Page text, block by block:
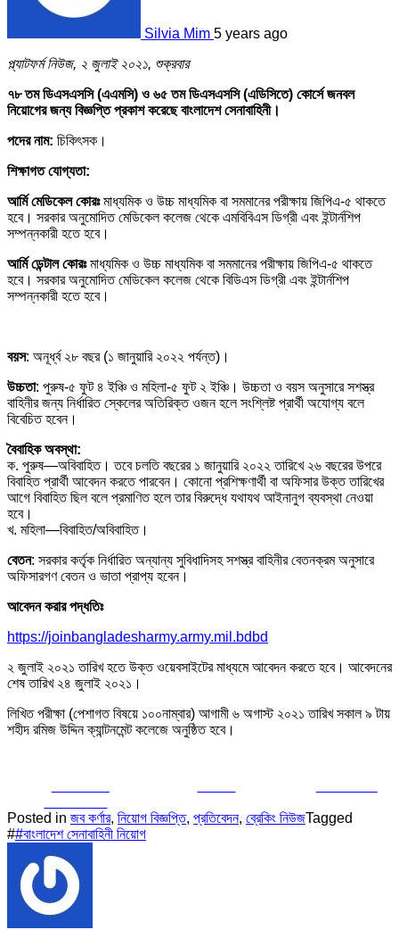
Silvia Mim 5 years ago
প্ল্যাটফর্ম নিউজ, ২ জুলাই ২০২১, শুক্রবার
৭৮ তম ডিএসএসসি (এএমসি) ও ৬৫ তম ডিএসএসসি (এডিসিতে) কোর্সে জনবল
নিয়োগের জন্য বিজ্ঞপ্তি প্রকাশ করেছে বাংলাদেশ সেনাবাহিনী।
পদের নাম: চিকিৎসক।
শিক্ষাগত যোগ্যতা:
আর্মি মেডিকেল কোরঃমাধ্যমিক ও উচ্চ মাধ্যমিক বা সমমানের পরীক্ষায় জিপিএ-৫ থাকতে
হবে। সরকার অনুমোদিত মেডিকেল কলেজ থেকে এমবিবিএস ডিগ্রী এবং ইন্টার্নশিপ
সম্পন্নকারী হতে হবে।
আর্মি ডেন্টাল কোরঃমাধ্যমিক ও উচ্চ মাধ্যমিক বা সমমানের পরীক্ষায় জিপিএ-৫ থাকতে
হবে। সরকার অনুমোদিত মেডিকেল কলেজ থেকে বিডিএস ডিগ্রী এবং ইন্টার্নশিপ
সম্পন্নকারী হতে হবে।
বয়স: অনূর্ধ্ব ২৮ বছর (১ জানুয়ারি ২০২২ পর্যন্ত)।
উচ্চতা: পুরুষ-৫ ফুট ৪ ইঞ্চি ও মহিলা-৫ ফুট ২ ইঞ্চি। উচ্চতা ও বয়স অনুসারে সশস্ত্র
বাহিনীর জন্য নির্ধারিত স্কেলের অতিরিক্ত ওজন হলে সংশ্লিষ্ট প্রার্থী অযোগ্য বলে
বিবেচিত হবেন।
বৈবাহিক অবস্থা:
ক. পুরুষ—অবিবাহিত। তবে চলতি বছরের ১ জানুয়ারি ২০২২ তারিখে ২৬ বছরের উপরে
বিবাহিত প্রার্থী আবেদন করতে পারবেন। কোনো প্রশিক্ষণার্থী বা অফিসার উক্ত তারিখের
আগে বিবাহিত ছিল বলে প্রমাণিত হলে তার বিরুদ্ধে যথাযথ আইনানুগ ব্যবস্থা নেওয়া
হবে।
খ. মহিলা—বিবাহিত/অবিবাহিত।
বেতন: সরকার কর্তৃক নির্ধারিত অন্যান্য সুবিধাদিসহ সশস্ত্র বাহিনীর বেতনক্রম অনুসারে
অফিসারগণ বেতন ও ভাতা প্রাপ্য হবেন।
আবেদন করার পদ্ধতিঃ
https://joinbangladesharmy.army.mil.bdbd
২ জুলাই ২০২১ তারিখ হতে উক্ত ওয়েবসাইটের মাধ্যমে আবেদন করতে হবে। আবেদনের
শেষ তারিখ ২৪ জুলাই ২০২১।
লিখিত পরীক্ষা (পেশাগত বিষয়ে ১০০নাম্বার) আগামী ৬ অগাস্ট ২০২১ তারিখ সকাল ৯ টায়
শহীদ রমিজ উদ্দিন ক্যান্টনমেন্ট কলেজে অনুষ্ঠিত হবে।
Posted in জব কর্ণার, নিয়োগ বিজ্ঞপ্তি, প্রতিবেদন, ব্রেকিং নিউজTagged
##বাংলাদেশ সেনাবাহিনী নিয়োগ